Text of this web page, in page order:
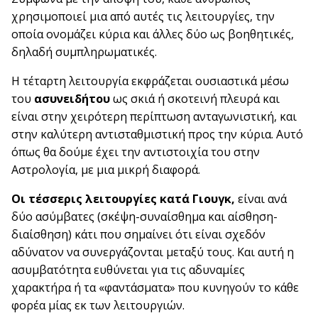
χρησιμοποιεί μια από αυτές τις λειτουργίες, την
οποία ονομάζει κύρια και άλλες δύο ως βοηθητικές,
δηλαδή συμπληρωματικές.
Η τέταρτη λειτουργία εκφράζεται ουσιαστικά μέσω
του ασυνειδήτουως σκιά ή σκοτεινή πλευρά και
είναι στην χειρότερη περίπτωση ανταγωνιστική, και
στην καλύτερη αντισταθμιστική προς την κύρια. Αυτό
όπως θα δούμε έχει την αντιστοιχία του στην
Αστρολογία, με μια μικρή διαφορά.
Οι τέσσερις λειτουργίες κατά Γιουγκ, είναι ανά
δύο ασύμβατες (σκέψη-συναίσθημα και αίσθηση-
διαίσθηση) κάτι που σημαίνει ότι είναι σχεδόν
αδύνατον να συνεργάζονται μεταξύ τους. Και αυτή η
ασυμβατότητα ευθύνεται για τις αδυναμίες
χαρακτήρα ή τα «φαντάσματα» που κυνηγούν το κάθε
φορέα μίας εκ των λειτουργιών.